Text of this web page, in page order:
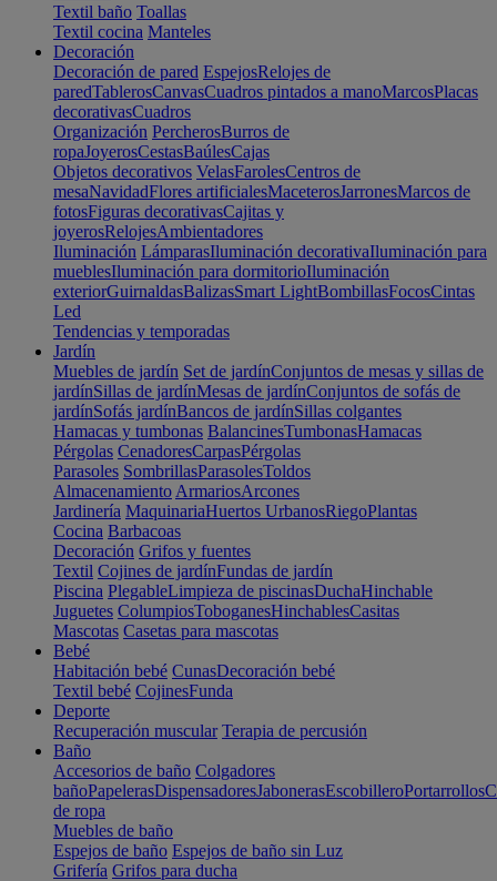
Textil baño Toallas
Textil cocina Manteles
Decoración
Decoración de pared EspejosRelojes de
paredTablerosCanvasCuadros pintados a manoMarcosPlacas
decorativasCuadros
Organización PercherosBurros de
ropaJoyerosCestasBaúlesCajas
Objetos decorativos VelasFarolesCentros de
mesaNavidadFlores artificialesMaceterosJarronesMarcos de
fotosFiguras decorativasCajitas y
joyerosRelojesAmbientadores
Iluminación LámparasIluminación decorativaIluminación para
mueblesIluminación para dormitorioIluminación
exteriorGuirnaldasBalizasSmart LightBombillasFocosCintas
Led
Tendencias y temporadas
Jardín
Muebles de jardín Set de jardínConjuntos de mesas y sillas de
jardínSillas de jardínMesas de jardínConjuntos de sofás de
jardínSofás jardínBancos de jardínSillas colgantes
Hamacas y tumbonas BalancinesTumbonasHamacas
Pérgolas CenadoresCarpasPérgolas
Parasoles SombrillasParasolesToldos
Almacenamiento ArmariosArcones
Jardinería MaquinariaHuertos UrbanosRiegoPlantas
Cocina Barbacoas
Decoración Grifos y fuentes
Textil Cojines de jardínFundas de jardín
Piscina PlegableLimpieza de piscinasDuchaHinchable
Juguetes ColumpiosToboganesHinchablesCasitas
Mascotas Casetas para mascotas
Bebé
Habitación bebé CunasDecoración bebé
Textil bebé CojinesFunda
Deporte
Recuperación muscular Terapia de percusión
Baño
Accesorios de baño Colgadores
bañoPapelerasDispensadoresJabonerasEscobilleroPortarrollos
de ropa
Muebles de baño
Espejos de baño Espejos de baño sin Luz
Grifería Grifos para ducha